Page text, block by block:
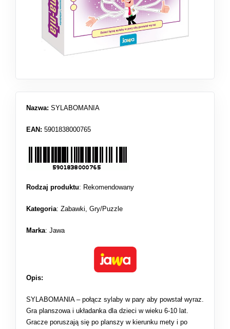
Nazwa: SYLABOMANIA
EAN: 5901838000765
Rodzaj produktu: Rekomendowany
Kategoria: Zabawki, Gry/Puzzle
Marka: Jawa
Opis:
SYLABOMANIA – połącz sylaby w pary aby powstał wyraz.
Gra planszowa i układanka dla dzieci w wieku 6-10 lat.
Gracze poruszają się po planszy w kierunku mety i po